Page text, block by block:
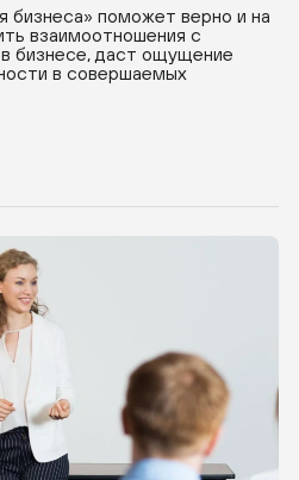
бизнеса» поможет верно и на
взаимоотношения с
бизнесе, даст ощущение
в совершаемых